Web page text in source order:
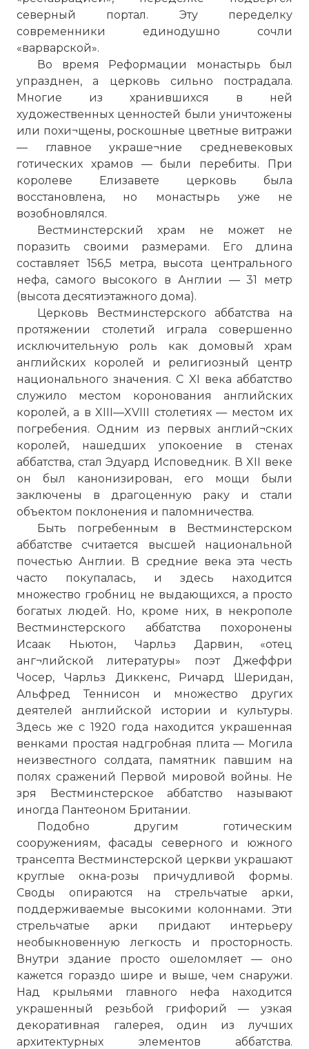
северный портал. Эту переделку
современники единодушно сочли
«варварской».
Во время Реформации монастырь был
упразднен, а церковь сильно пострадала.
Многие из хранившихся в ней
художественных ценностей были уничтожены
или похи¬щены, роскошные цветные витражи
— главное украше¬ние средневековых
готических храмов — были перебиты. При
королеве Елизавете церковь была
восстановлена, но монастырь уже не
возобновлялся.
Вестминстерский храм не может не
поразить своими размерами. Его длина
составляет 156,5 метра, высота центрального
нефа, самого высокого в Англии — 31 метр
(высота десятиэтажного дома).
Церковь Вестминстерского аббатства на
протяжении столетий играла совершенно
исключительную роль как домовый храм
английских королей и религиозный центр
национального значения. С XI века аббатство
служило местом коронования английских
королей, а в XIII—XVIII столетиях — местом их
погребения. Одним из первых англий¬ских
королей, нашедших упокоение в стенах
аббатства, стал Эдуард Исповедник. В XII веке
он был канонизирован, его мощи были
заключены в драгоценную раку и стали
объектом поклонения и паломничества.
Быть погребенным в Вестминстерском
аббатстве считается высшей национальной
почестью Англии. В средние века эта честь
часто покупалась, и здесь находится
множество гробниц не выдающихся, а просто
богатых людей. Но, кроме них, в некрополе
Вестминстерского аббатства похоронены
Исаак Ньютон, Чарльз Дарвин, «отец
анг¬лийской литературы» поэт Джеффри
Чосер, Чарльз Диккенс, Ричард Шеридан,
Альфред Теннисон и множество других
деятелей английской истории и культуры.
Здесь же с 1920 года находится украшенная
венками простая надгробная плита — Могила
неизвестного солдата, памятник павшим на
полях сражений Первой мировой войны. Не
зря Вестминстерское аббатство называют
иногда Пантеоном Британии.
Подобно другим готическим
сооружениям, фасады северного и южного
трансепта Вестминстерской церкви украшают
круглые окна-розы причудливой формы.
Своды опираются на стрельчатые арки,
поддерживаемые высокими колоннами. Эти
стрельчатые арки придают интерьеру
необыкновенную легкость и просторность.
Внутри здание просто ошеломляет — оно
кажется гораздо шире и выше, чем снаружи.
Над крыльями главного нефа находится
украшенный резьбой грифорий — узкая
декоративная галерея, один из лучших
архитектурных элементов аббатства.
Day & Night at Amiens Cathedral
Имя:
Комментарий:
Проверочный код:
Вернуться в статью: Завершено